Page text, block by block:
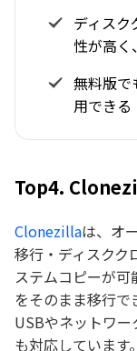
ディスク
性が高く
無料版で
用できる
Top4.
Clonezillaは、オ
移行・ディスクク
ステムコピーが
をそのまま移行で
USBやネットワ
も対応しています。